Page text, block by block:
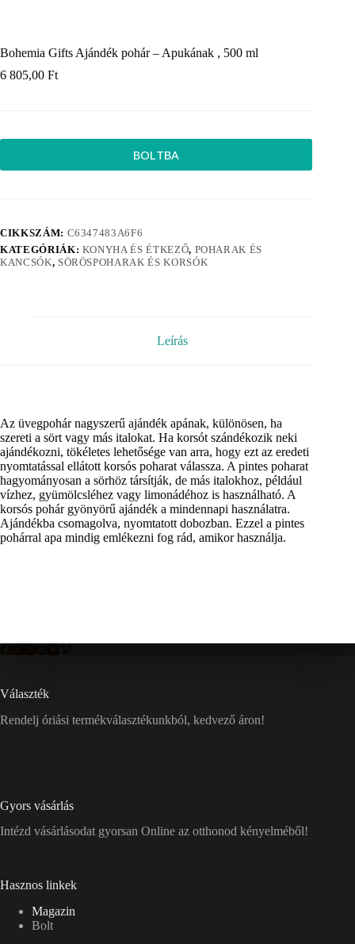
Bohemia Gifts Ajándék pohár – Apukának , 500 ml
6 805,00 Ft
BOLTBA
CIKKSZÁM: C6347483A6F6
KATEGÓRIÁK: KONYHA ÉS ÉTKEZŐ, POHARAK ÉS
KANCSÓK, SÖRÖSPOHARAK ÉS KORSÓK
Leírás
Az üvegpohár nagyszerű ajándék apának, különösen, ha
szereti a sört vagy más italokat. Ha korsót szándékozik neki
ajándékozni, tökéletes lehetősége van arra, hogy ezt az eredeti
nyomtatással ellátott korsós poharat válassza. A pintes poharat
hagyományosan a sörhöz társítják, de más italokhoz, például
vízhez, gyümölcsléhez vagy limonádéhoz is használható. A
korsós pohár gyönyörű ajándék a mindennapi használatra.
Ajándékba csomagolva, nyomtatott dobozban. Ezzel a pintes
pohárral apa mindig emlékezni fog rád, amikor használja.
Választék
Rendelj óriási termékválasztékunkból, kedvező áron!
Gyors vásárlás
Intézd vásárlásodat gyorsan Online az otthonod kényelméből!
Hasznos linkek
Magazin
Bolt